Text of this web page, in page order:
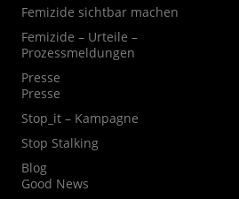
Femizide sichtbar machen
Femizide – Urteile –
Prozessmeldungen
Presse
Presse
Stop_it – Kampagne
Stop Stalking
Blog
Good News